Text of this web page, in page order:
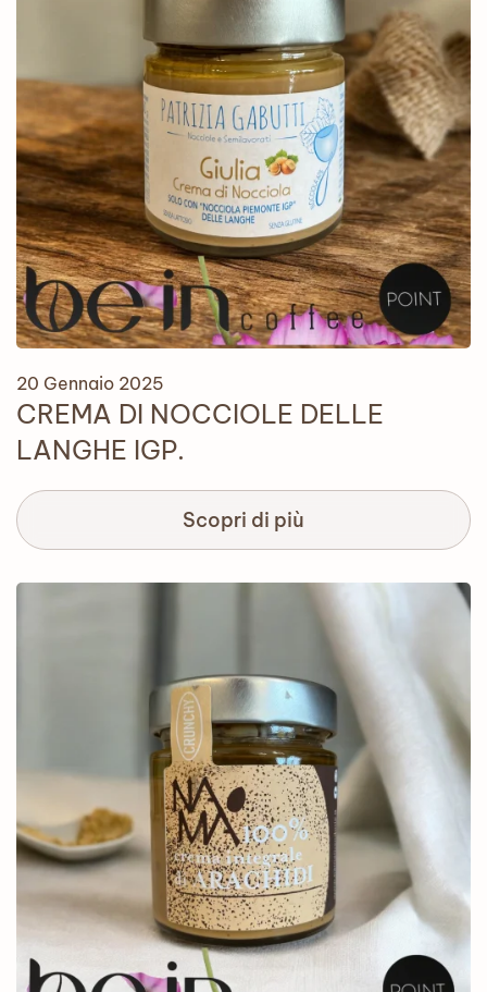
20 Gennaio 2025
CREMA DI NOCCIOLE DELLE
LANGHE IGP.
Scopri di più